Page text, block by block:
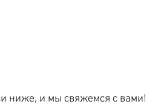
ниже, и мы свяжемся с вами!